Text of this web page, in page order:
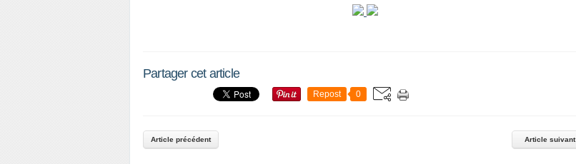
Partager cet article
t
a
Repost 0
Article précédent Article suivant